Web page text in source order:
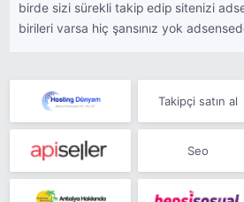
birde sizi sürekli takip edip sitenizi
birileri varsa hiç şansınız yok
Takipçi satın al
Seo